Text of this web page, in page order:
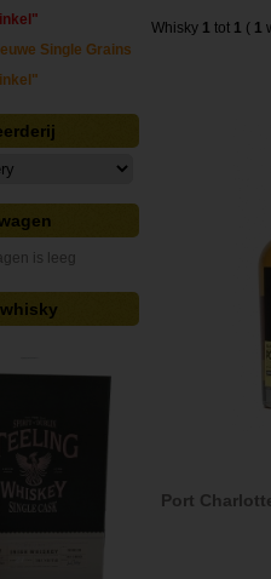
Single Grains
is leeg
Whisky 1 tot 1 ( 1
Port